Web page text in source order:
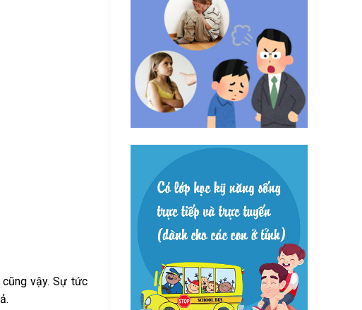
vậy. Sự tức